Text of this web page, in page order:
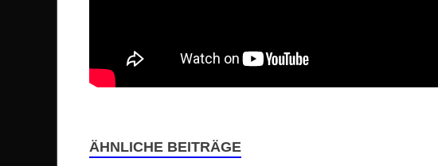
ÄHNLICHE BEITRÄGE